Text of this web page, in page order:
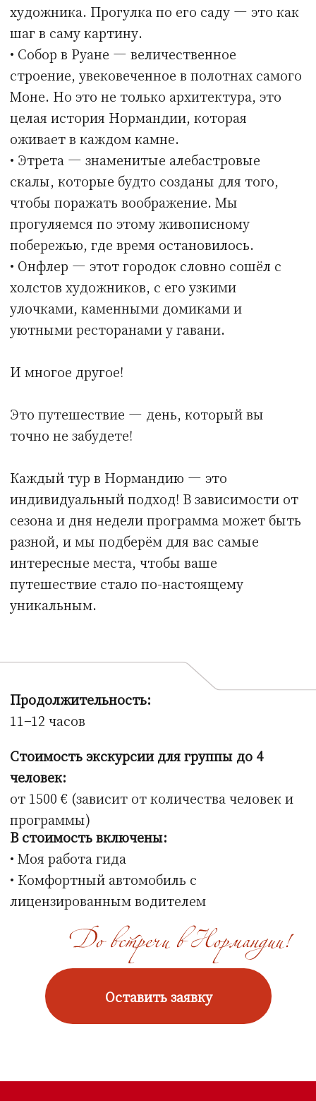
УСЛУГИ
ЭКСКУРСИИ
путешествие стало по-настоящему
уникальным.
В стоимость включены:
• Моя работа гида
• Комфортный автомобиль с
лицензированным водителем
человек:
от 1500 € (зависит от количества человек и
программы)
Продолжительность:
Оставить заявку
ИНН 366504719137
Art de Paris
Политика конфиденциальности